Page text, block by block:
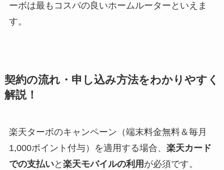
ーボは最もコスパの良いホームルーターといえま
す。
契約の流れ・申し込み方法をわかりやすく
解説！
楽天ターボのキャンペーン（端末料金無料＆毎月
1,000ポイント付与）を適用する場合、 楽天カード
での支払いと 楽天モバイルの利用 が必須です。